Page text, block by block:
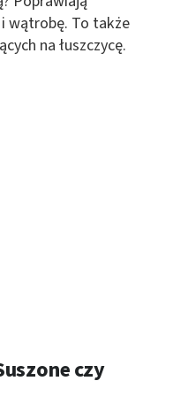
wątrobę. To także
na łuszczycę.
czy